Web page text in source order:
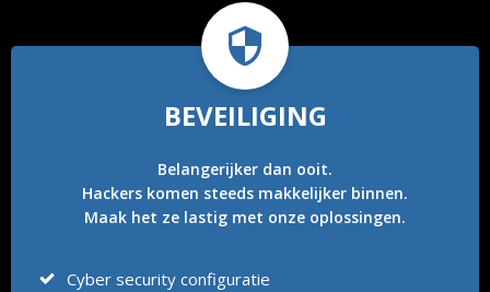
BEVEILIGING
Belangerijker dan ooit.
Hackers komen steeds makkelijker binnen.
Maak het ze lastig met onze oplossingen.
Cyber security configuratie